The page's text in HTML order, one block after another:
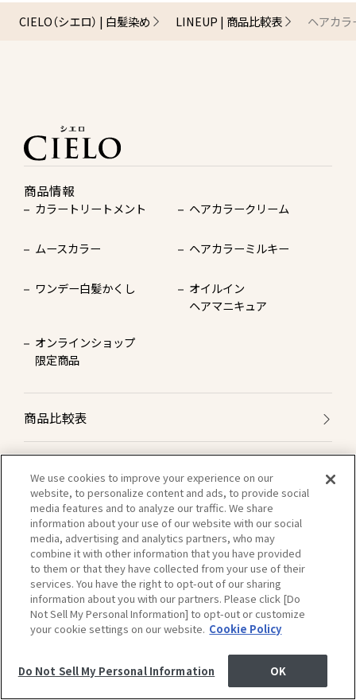
CIELO（シエロ） | 白髪染め LINEUP | 商品比較表 ヘアカラ
商品情報
カラートリートメント ヘアカラークリーム
ムースカラー ヘアカラーミルキー
ワンデー白髪かくし
オイルイン
ヘアマニキュア
オンラインショップ
限定商品
商品比較表
CMギャラリー
オンラインショップ
ヘアカラーシミュレーション
We use cookies to improve your experience on our
website, to personalize content and ads, to provide social
media features and to analyze our traffic. We share
information about your use of our website with our social
media, advertising and analytics partners, who may
combine it with other information that you have provided
to them or that they have collected from your use of their
services. You have the right to opt-out of our sharing
information about you with our partners. Please click [Do
Not Sell My Personal Information] to opt-out or customize
your cookie settings on our website. Cookie Policy
Do Not Sell My Personal Information OK